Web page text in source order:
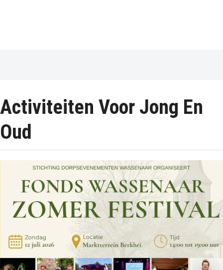
Activiteiten Voor Jong En
Oud